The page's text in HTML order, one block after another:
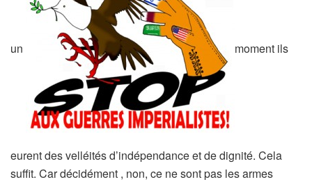
un moment ils
eurent des velléités d’indépendance et de dignité. Cela
suffit. Car décidément , non, ce ne sont pas les armes